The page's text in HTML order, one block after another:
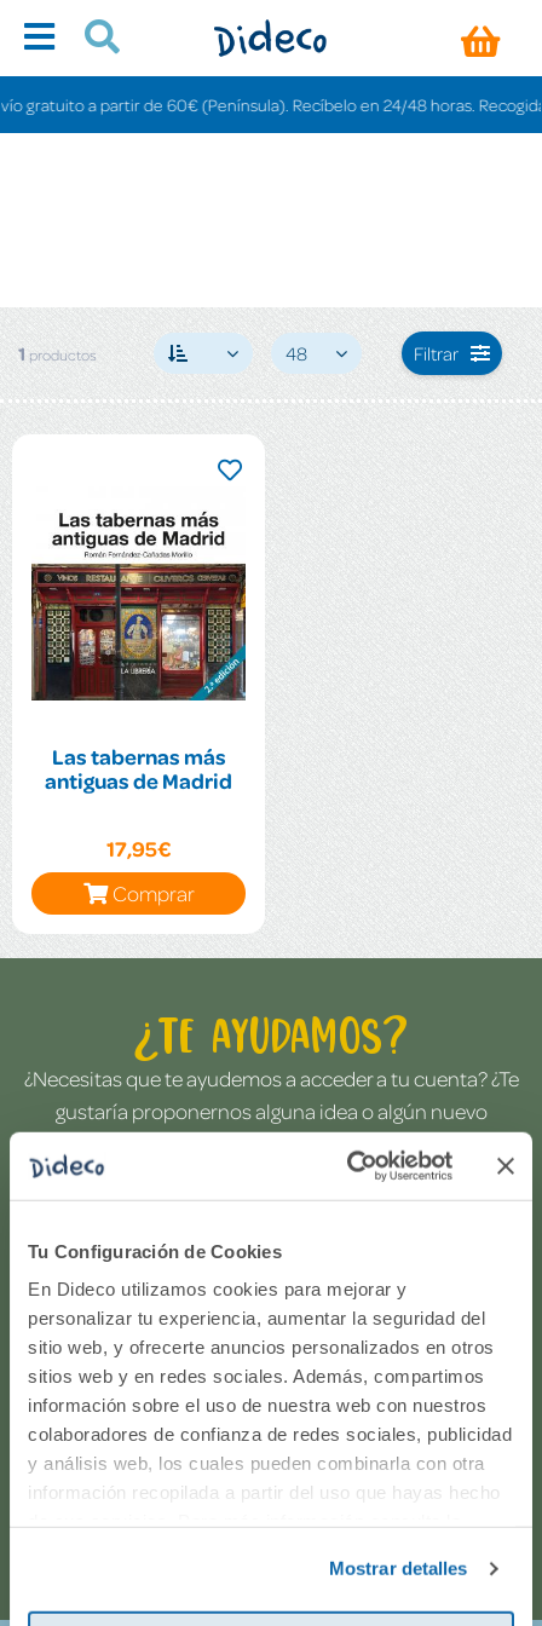
Tu Configuración de Cookies
En Dideco utilizamos cookies para mejorar y
personalizar tu experiencia, aumentar la seguridad del
sitio web, y ofrecerte anuncios personalizados en otros
sitios web y en redes sociales. Además, compartimos
información sobre el uso de nuestra web con nuestros
colaboradores de confianza de redes sociales, publicidad
y análisis web, los cuales pueden combinarla con otra
información recopilada a partir del uso que hayas hecho
Mostrar detalles
gratuito a partir de 60€ (Península). Recíbelo en 24/48 horas. Recogida
1 productos 48 Filtrar
Las tabernas más
antiguas de Madrid
17,95€
Comprar
¿Te ayudamos?
¿Necesitas que te ayudemos a acceder a tu cuenta? ¿Te
gustaría proponernos alguna idea o algún nuevo
producto? ¿Has realizado un pedido y quieres saber si
todo va viento en popa? Ponte en contacto con
nosotros.
916597360
Correo electrónico
Horario de atención telefónica: de Lunes a Viernes, de
9:00h a 17:00h.